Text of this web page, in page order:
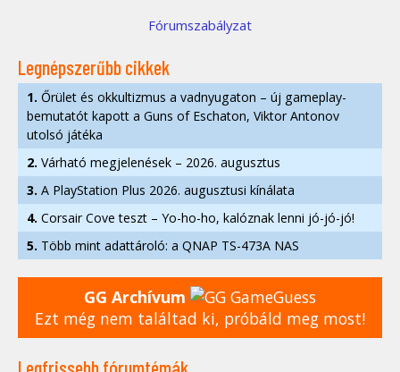
Fórumszabályzat
Legnépszerűbb cikkek
1. Őrület és okkultizmus a vadnyugaton – új gameplay-
bemutatót kapott a Guns of Eschaton, Viktor Antonov
utolsó játéka
2. Várható megjelenések – 2026. augusztus
3. A PlayStation Plus 2026. augusztusi kínálata
4. Corsair Cove teszt – Yo-ho-ho, kalóznak lenni jó-jó-jó!
5. Több mint adattároló: a QNAP TS-473A NAS
GG Archívum
Ezt még nem találtad ki, próbáld meg most!